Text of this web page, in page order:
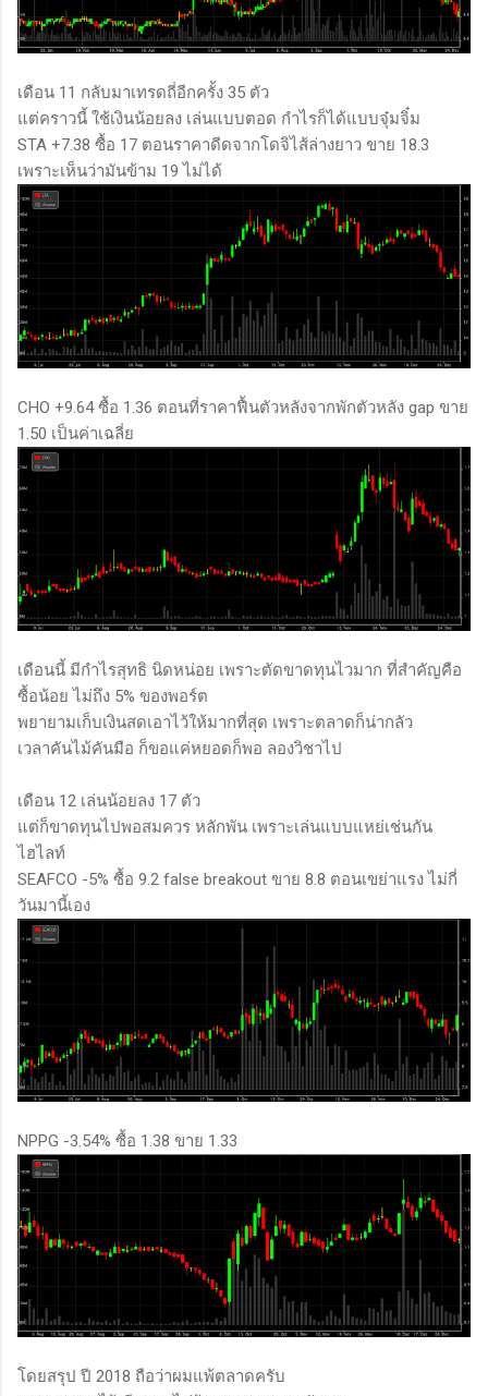
เดือน 11 กลับมาเทรดถี่อีกครั้ง 35 ตัว
แต่คราวนี้ ใช้เงินน้อยลง เล่นแบบตอด กำไรก็ได้แบบจุ๋มจิ๋ม
STA +7.38 ซื้อ 17 ตอนราคาดีดจากโดจิไส้ล่างยาว ขาย 18.3
เพราะเห็นว่ามันข้าม 19 ไม่ได้
CHO +9.64 ซื้อ 1.36 ตอนที่ราคาฟื้นตัวหลังจากพักตัวหลัง gap ขาย
1.50 เป็นค่าเฉลี่ย
เดือนนี้ มีกำไรสุทธิ นิดหน่อย เพราะตัดขาดทุนไวมาก ที่สำคัญคือ
ซื้อน้อย ไม่ถึง 5% ของพอร์ต
พยายามเก็บเงินสดเอาไว้ให้มากที่สุด เพราะตลาดก็น่ากลัว
เวลาคันไม้คันมือ ก็ขอแค่หยอดก็พอ ลองวิชาไป
เดือน 12 เล่นน้อยลง 17 ตัว
แต่ก็ขาดทุนไปพอสมควร หลักพัน เพราะเล่นแบบแหย่เช่นกัน
ไฮไลท์
SEAFCO -5% ซื้อ 9.2 false breakout ขาย 8.8 ตอนเขย่าแรง ไม่กี่
วันมานี้เอง
NPPG -3.54% ซื้อ 1.38 ขาย 1.33
โดยสรุป ปี 2018 ถือว่าผมแพ้ตลาดครับ